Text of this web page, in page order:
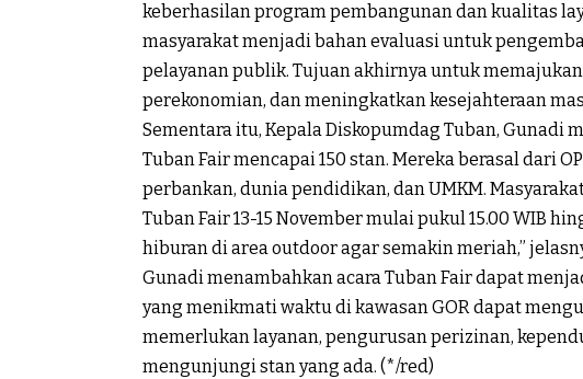
keberhasilan program pembangunan dan kualitas
masyarakat menjadi bahan evaluasi untuk
pelayanan publik. Tujuan akhirnya untuk
perekonomian, dan meningkatkan kesejahteraan
Sementara itu, Kepala Diskopumdag Tuban,
Tuban Fair mencapai 150 stan. Mereka berasal dari
perbankan, dunia pendidikan, dan UMKM.
Tuban Fair 13-15 November mulai pukul 15.00 WIB
hiburan di area outdoor agar semakin meriah,”
Gunadi menambahkan acara Tuban Fair dapat
yang menikmati waktu di kawasan GOR dapat
memerlukan layanan, pengurusan perizinan,
mengunjungi stan yang ada. (*/red)